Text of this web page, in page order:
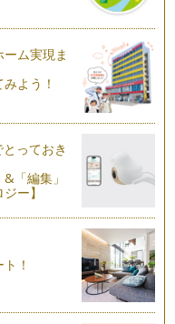
かなアイスティーを存分
…
ディー
迷ったらぜひおすすめし
…
ティー」
、すぐに飲める紅茶が
…
時は自宅でおいしい紅茶
…
レンジティー
スイーツが主役なら、シ
…
ム実現ま
よう！
っておき
「編集」
ー】
！